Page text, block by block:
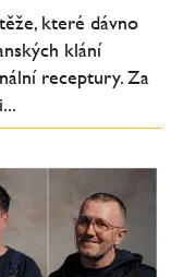
které dávno
klání
receptury. Za